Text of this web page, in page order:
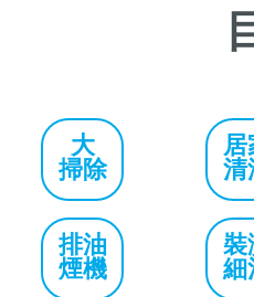
大
掃除
居
清
排油
煙機
裝
細